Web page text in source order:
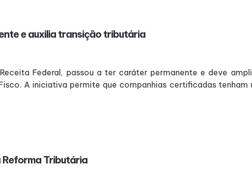
e auxilia transição tributária
Federal, passou a ter caráter permanente e deve
A iniciativa permite que companhias certificadas tenham
Reforma Tributária